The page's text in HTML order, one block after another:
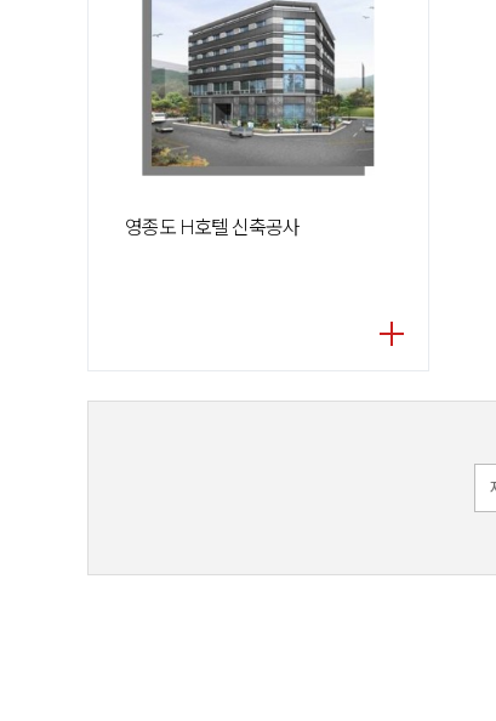
영종도 H호텔 신축공사